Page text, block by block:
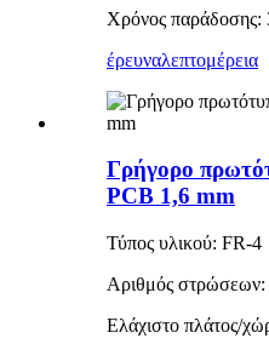
Χρόνος παράδοσης:
έρευναλεπτομέρεια
Γρήγορο
PCB 1,6 mm
Τύπος υλικού: FR-4
Αριθμός στρώσεων:
Ελάχιστο πλάτος/